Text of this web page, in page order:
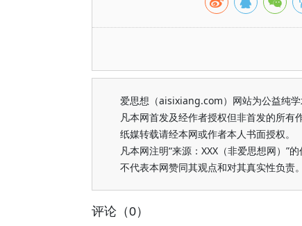
爱思想（aisixiang.com）网站为公益纯学
凡本网首发及经作者授权但非首发的所有
纸媒转载请经本网或作者本人书面授权。
凡本网注明“来源：XXX（非爱思想网）”
不代表本网赞同其观点和对其真实性负责
评论（0）